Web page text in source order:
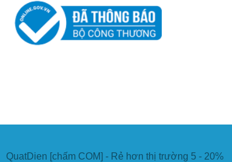
QuatDien [chấm COM] - Rẻ hơn thị trường 5 - 20%